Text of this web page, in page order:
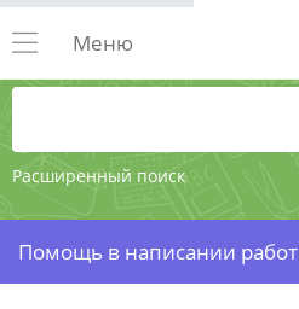
Расширенный поиск
Меню
Помощь в написании работ